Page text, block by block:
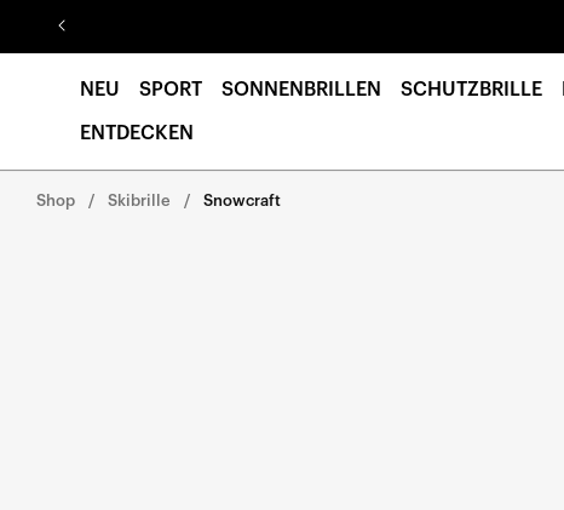
zum
NEU SPORT SONNENBRILLEN SCHUTZBRILLE
ENTDECKEN
Shop Skibrille Snowcraft